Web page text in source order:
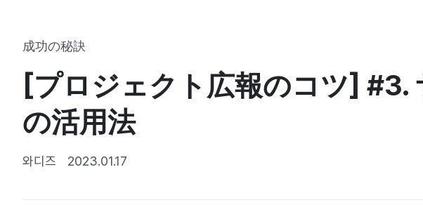
重要なお知らせ
企画展カレンダー
WADIZアワ
成功の秘訣
[プロジェクト広報のコツ] #3.
の活用法
와디즈 2023.01.17